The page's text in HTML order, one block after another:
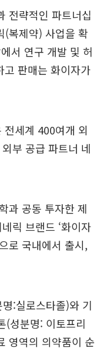
전략적인 파트너십
(복제약) 사업을 확
서 연구 개발 및 허
고 판매는 화이자가
전세계 400여개 외
부 공급 파트너 네
과 공동 투자한 제
릭 브랜드 ‘화이자
로 국내에서 출시,
:실로스타졸)와 기
(성분명: 이토프리
영역의 의약품이 순